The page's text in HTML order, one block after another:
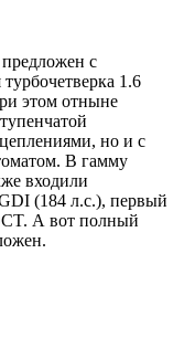
с
1.6
этом отныне
но и с
В гамму
входили
(184 л.с.), первый
А вот полный